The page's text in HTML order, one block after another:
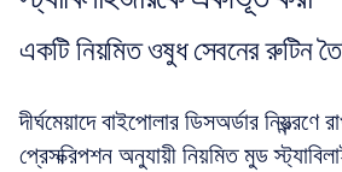
একটি নিয়মিত ওষুধ সেবনের রুটিন
দীর্ঘমেয়াদে বাইপোলার ডিসঅর্ডার নিয়ন্ত্রণে
প্রেসক্রিপশন অনুযায়ী নিয়মিত মুড